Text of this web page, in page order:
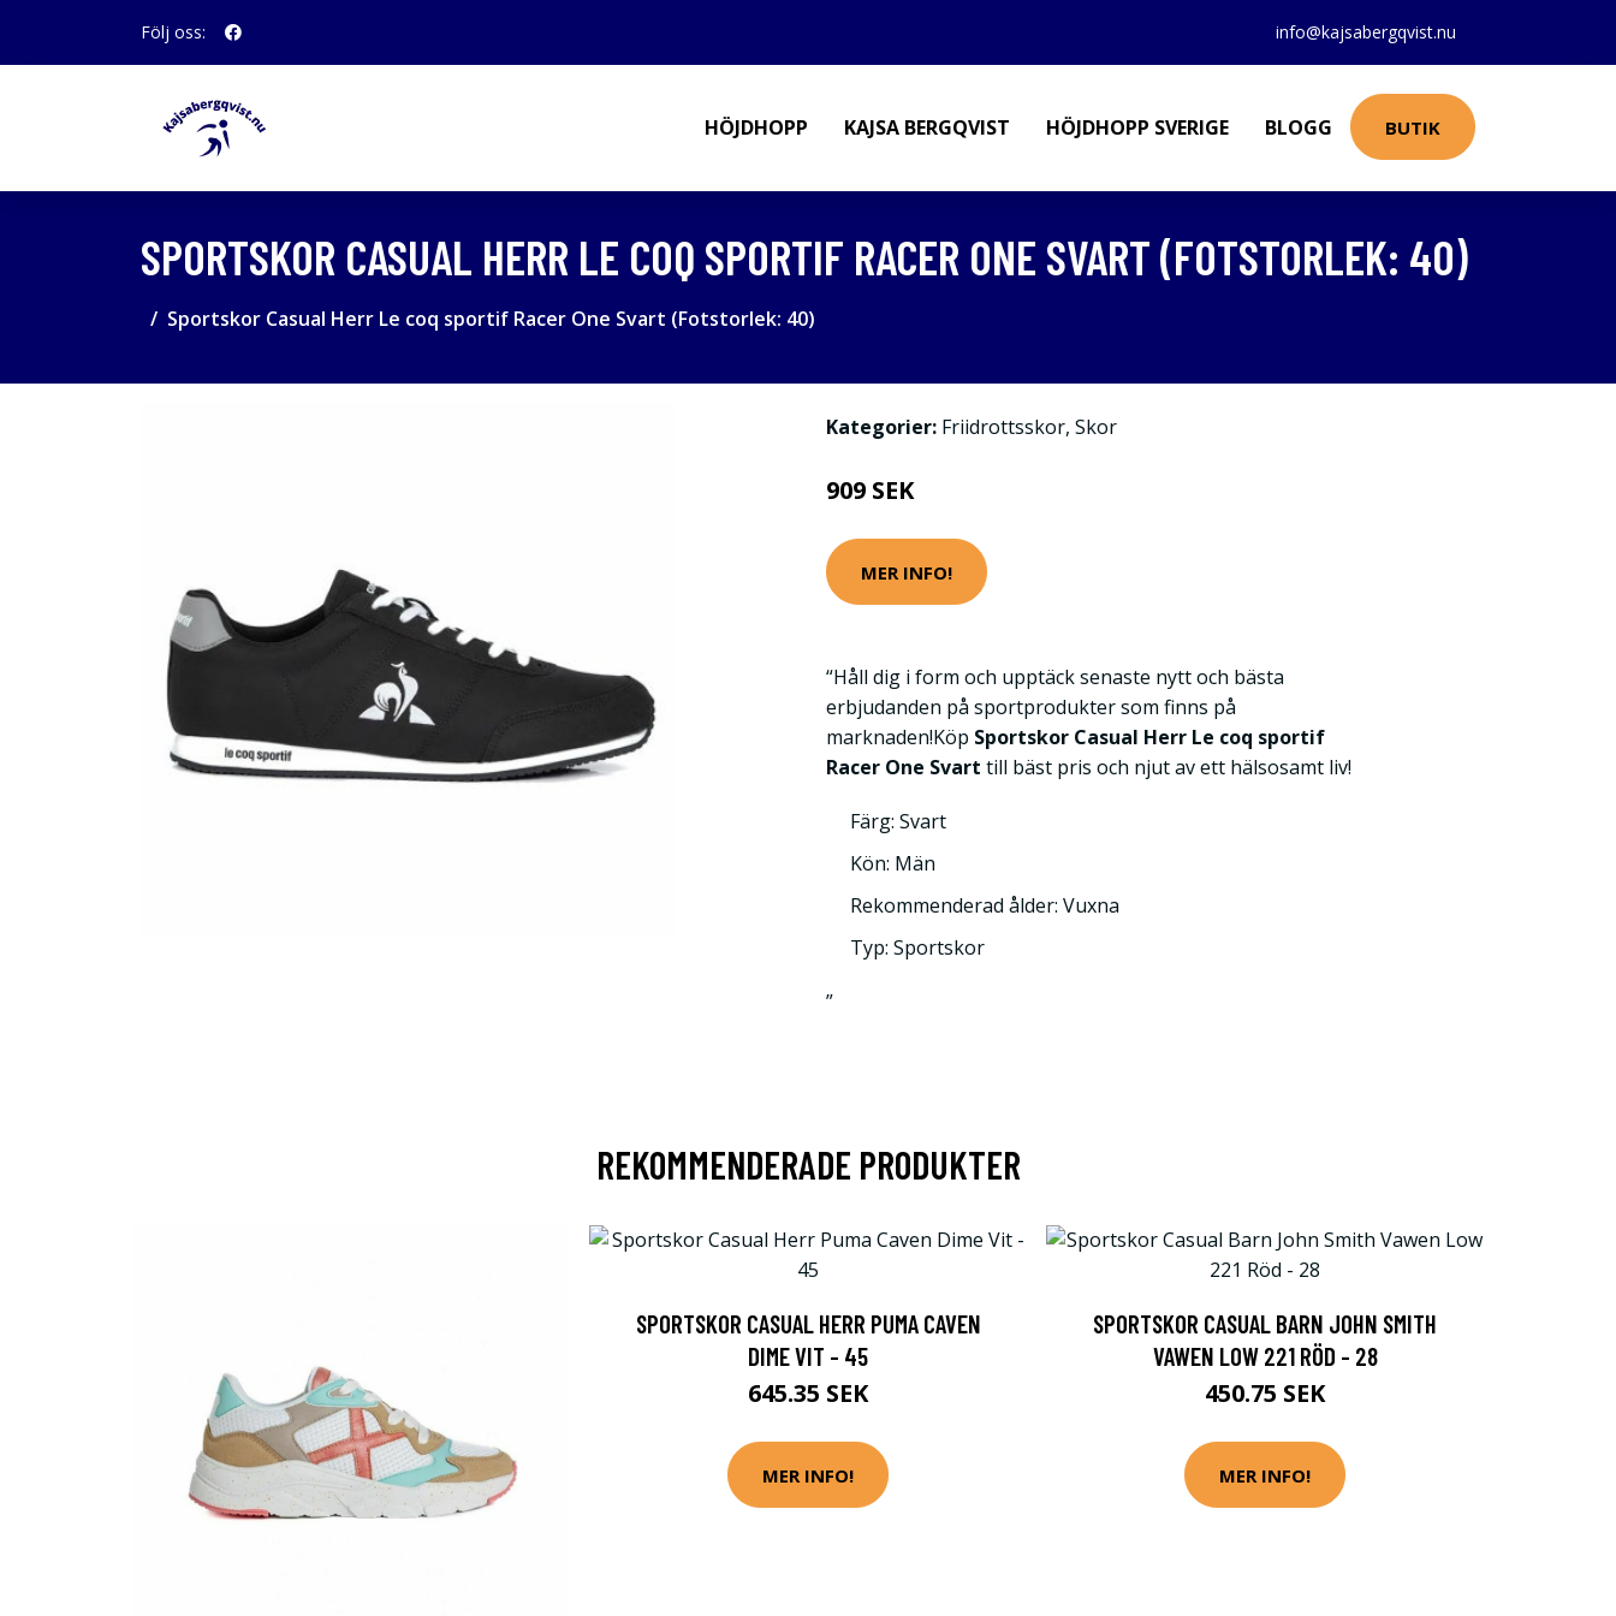
Följ oss: info@kajsabergqvist.nu
HÖJDHOPP KAJSA BERGQVIST HÖJDHOPP SVERIGE BLOGG BUTIK
SPORTSKOR CASUAL HERR LE COQ SPORTIF RACER ONE SVART (FOTSTORLEK: 40)
Sportskor Casual Herr Le coq sportif Racer One Svart (Fotstorlek: 40)
Kategorier: Friidrottsskor, Skor
909 SEK
MER INFO!
“Håll dig i form och upptäck senaste nytt och bästa
erbjudanden på sportprodukter som finns på
marknaden!Köp Sportskor Casual Herr Le coq sportif
Racer One Svart till bäst pris och njut av ett hälsosamt liv!
Färg: Svart
Kön: Män
Rekommenderad ålder: Vuxna
Typ: Sportskor
”
REKOMMENDERADE PRODUKTER
SPORTSKOR CASUAL HERR PUMA CAVEN
DIME VIT - 45
645.35 SEK
MER INFO!
SPORTSKOR CASUAL BARN JOHN SMITH
VAWEN LOW 221 RÖD - 28
450.75 SEK
MER INFO!